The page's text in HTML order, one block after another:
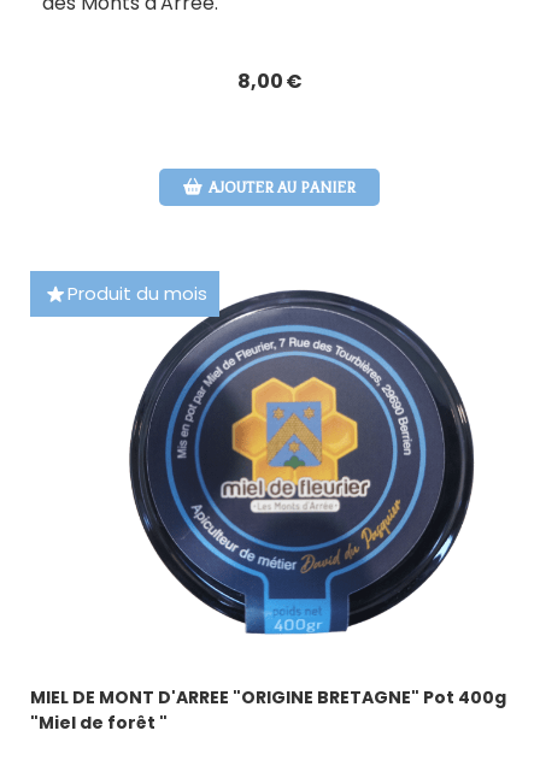
8,00€
AJOUTER AU PANIER
MIEL DE MONT D'ARREE "ORIGINE BRETAGNE" Pot 400g
"Miel de forêt "
Produit du mois